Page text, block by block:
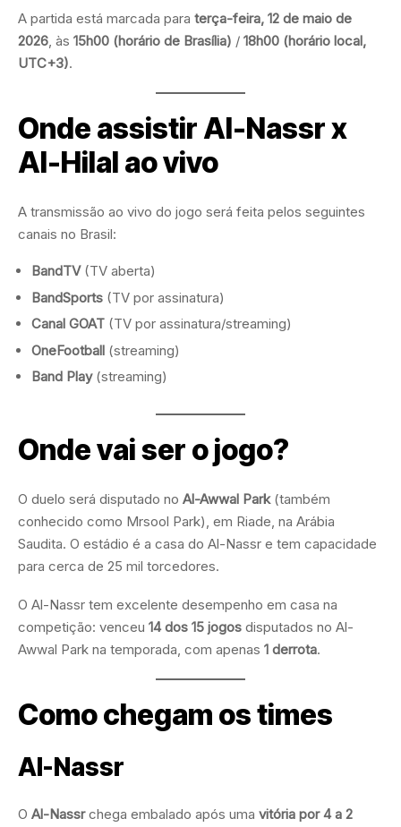
A partida está marcada para terça-feira, 12 de maio de
2026, às 15h00 (horário de Brasília) / 18h00 (horário local,
UTC+3).
Onde assistir Al-Nassr x
Al-Hilal ao vivo
A transmissão ao vivo do jogo será feita pelos seguintes
canais no Brasil:
BandTV(TV aberta)
BandSports (TV por assinatura)
Canal GOAT (TV por assinatura/streaming)
OneFootball (streaming)
Band Play(streaming)
Onde vai ser o jogo?
O duelo será disputado no Al-Awwal Park(também
conhecido como Mrsool Park), em Riade, na Arábia
Saudita. O estádio é a casa do Al-Nassr e tem capacidade
para cerca de 25 mil torcedores.
O Al-Nassr tem excelente desempenho em casa na
competição: venceu 14 dos 15 jogos disputados no Al-
Awwal Park na temporada, com apenas 1 derrota.
Como chegam os times
Al-Nassr
O Al-Nassrchega embalado após uma vitória por 4 a 2